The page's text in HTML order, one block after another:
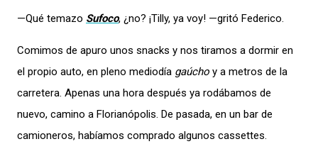
—Qué temazo Sufoco, ¿no? ¡Tilly, ya voy! —gritó Federico.
Comimos de apuro unos snacks y nos tiramos a dormir en
el propio auto, en pleno mediodía gaúcho y a metros de la
carretera. Apenas una hora después ya rodábamos de
nuevo, camino a Florianópolis. De pasada, en un bar de
camioneros, habíamos comprado algunos cassettes.